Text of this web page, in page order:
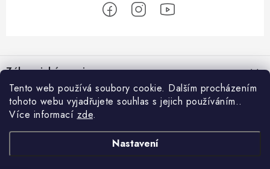
Tento web používá soubory cookie. Dalším procházením
tohoto webu vyjadřujete souhlas s jejich používáním..
Více informací zde.
Nastavení
á
pZákaznický servis
Hodnocení obchodu
Registrace do VIP klubu
O nás
Užitečné odkazy
GDPR